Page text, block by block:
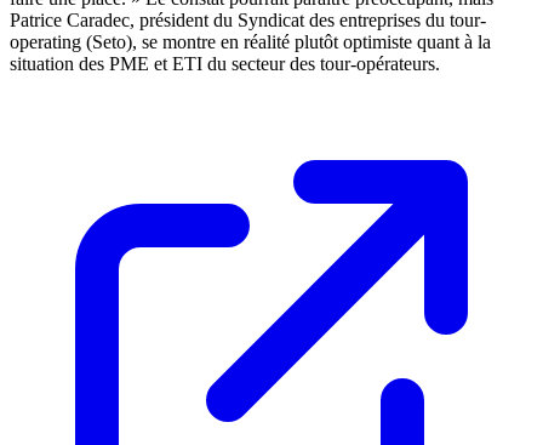
Patrice Caradec, président du Syndicat des entreprises du tour-
operating (Seto), se montre en réalité plutôt optimiste quant à la
situation des PME et ETI du secteur des tour-opérateurs.